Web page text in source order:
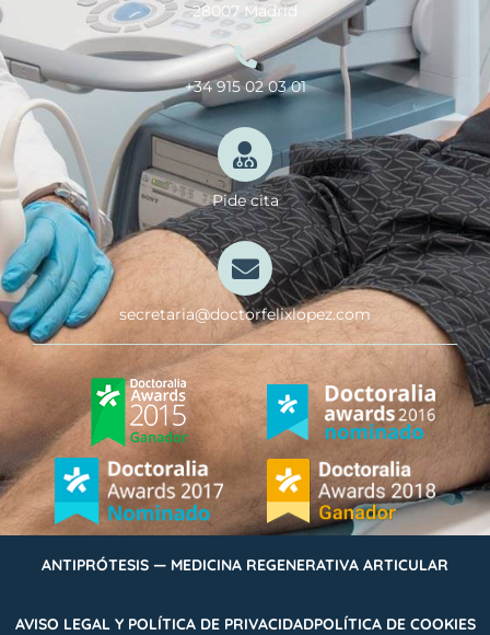
28007 Madrid
+34 915 02 03 01
Pide cita
secretaria@doctorfelixlopez.com
ANTIPRÓTESIS — MEDICINA REGENERATIVA ARTICULAR
AVISO LEGAL Y POLÍTICA DE PRIVACIDADPOLÍTICA DE COOKIES